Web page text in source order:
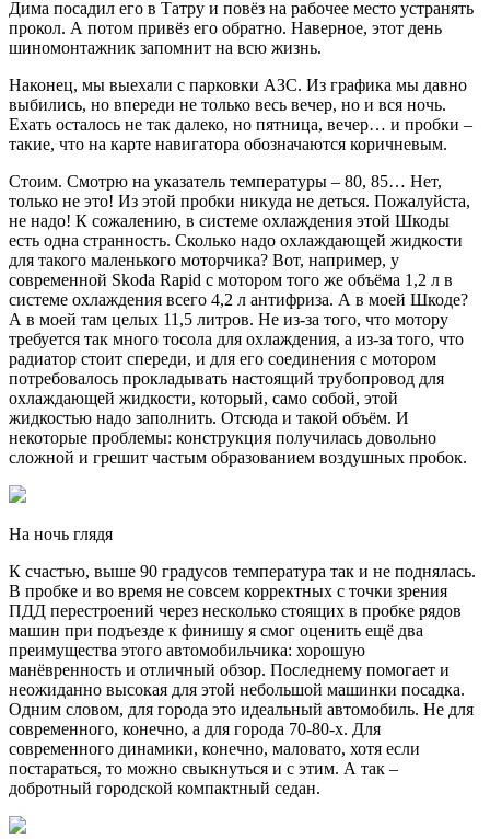
Дима посадил его в Татру и повёз на рабочее место устранять
прокол. А потом привёз его обратно. Наверное, этот день
шиномонтажник запомнит на всю жизнь.
Наконец, мы выехали с парковки АЗС. Из графика мы давно
выбились, но впереди не только весь вечер, но и вся ночь.
Ехать осталось не так далеко, но пятница, вечер… и пробки –
такие, что на карте навигатора обозначаются коричневым.
Стоим. Смотрю на указатель температуры – 80, 85… Нет,
только не это! Из этой пробки никуда не деться. Пожалуйста,
не надо! К сожалению, в системе охлаждения этой Шкоды
есть одна странность. Сколько надо охлаждающей жидкости
для такого маленького моторчика? Вот, например, у
современной Skoda Rapid с мотором того же объёма 1,2 л в
системе охлаждения всего 4,2 л антифриза. А в моей Шкоде?
А в моей там целых 11,5 литров. Не из-за того, что мотору
требуется так много тосола для охлаждения, а из-за того, что
радиатор стоит спереди, и для его соединения с мотором
потребовалось прокладывать настоящий трубопровод для
охлаждающей жидкости, который, само собой, этой
жидкостью надо заполнить. Отсюда и такой объём. И
некоторые проблемы: конструкция получилась довольно
сложной и грешит частым образованием воздушных пробок.
На ночь глядя
К счастью, выше 90 градусов температура так и не поднялась.
В пробке и во время не совсем корректных с точки зрения
ПДД перестроений через несколько стоящих в пробке рядов
машин при подъезде к финишу я смог оценить ещё два
преимущества этого автомобильчика: хорошую
манёвренность и отличный обзор. Последнему помогает и
неожиданно высокая для этой небольшой машинки посадка.
Одним словом, для города это идеальный автомобиль. Не для
современного, конечно, а для города 70-80-х. Для
современного динамики, конечно, маловато, хотя если
постараться, то можно свыкнуться и с этим. А так –
добротный городской компактный седан.